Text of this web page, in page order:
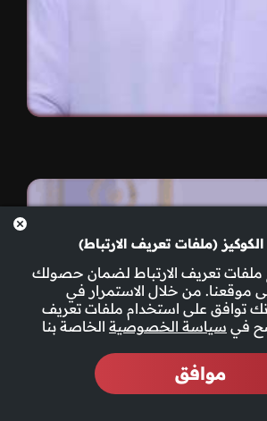
(ملفات تعريف الارتباط)
ملفات تعريف الارتباط لضمان حصولك
موقعنا. من خلال الاستمرار في
توافق على استخدام ملفات تعريف
في سياسة الخصوصية الخاصة بنا
موافق